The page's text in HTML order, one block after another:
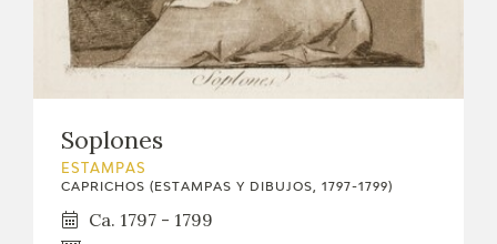
Soplones
ESTAMPAS
CAPRICHOS (ESTAMPAS Y DIBUJOS, 1797-1799)
Ca. 1797 - 1799